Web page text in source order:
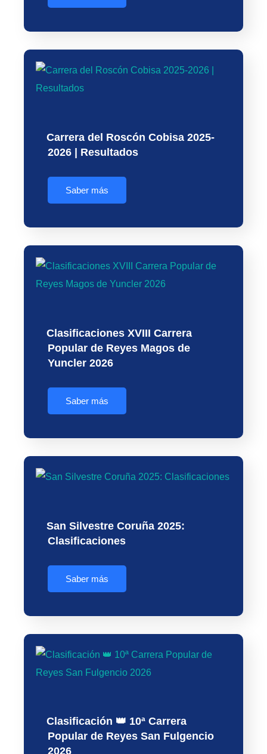
Carrera del Roscón Cobisa 2025-
2026 | Resultados
Saber más
Clasificaciones XVIII Carrera
Popular de Reyes Magos de
Yuncler 2026
Saber más
San Silvestre Coruña 2025:
Clasificaciones
Saber más
Clasificación 👑 10ª Carrera
Popular de Reyes San Fulgencio
2026